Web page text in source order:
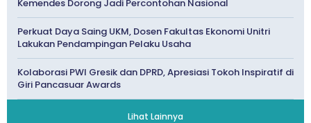
Kemendes Dorong Jadi Percontohan Nasional
Perkuat Daya Saing UKM, Dosen Fakultas Ekonomi Unitri
Lakukan Pendampingan Pelaku Usaha
Kolaborasi PWI Gresik dan DPRD, Apresiasi Tokoh Inspiratif di
Giri Pancasuar Awards
Lihat Lainnya